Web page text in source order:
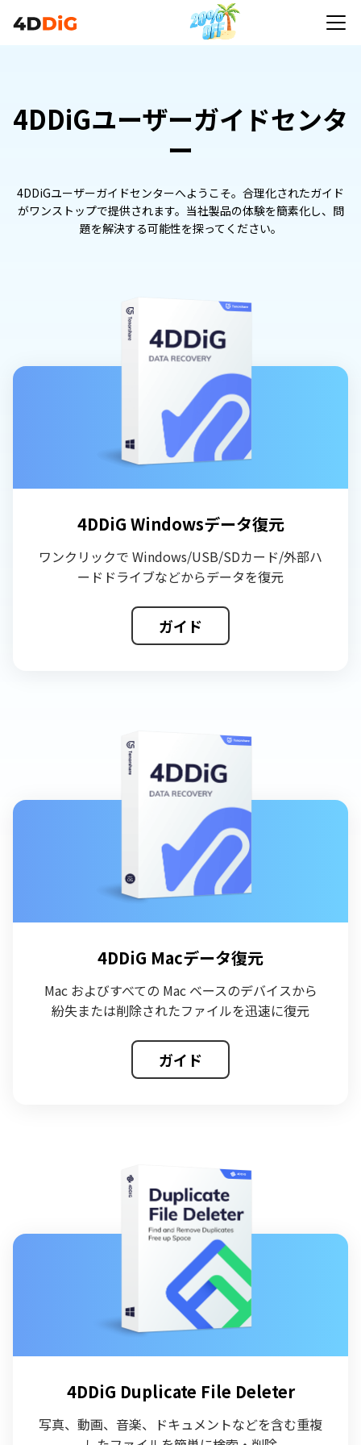
4DDiGユーザーガイドセンタ
ー
4DDiGユーザーガイドセンターへようこそ。合理化されたガイド
がワンストップで提供されます。当社製品の体験を簡素化し、問
題を解決する可能性を探ってください。
4DDiG Windowsデータ復元
ワンクリックで Windows/USB/SDカード/外部ハ
ードドライブなどからデータを復元
ガイド
4DDiG Macデータ復元
Mac およびすべての Mac ベースのデバイスから
紛失または削除されたファイルを迅速に復元
ガイド
4DDiG Duplicate File Deleter
写真、動画、音楽、ドキュメントなどを含む重複